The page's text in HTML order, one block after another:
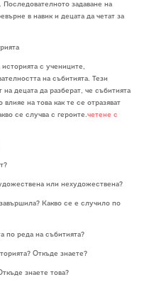
задаване на
в навик и децата да четат за
историята с учениците,
на събитията. Тези
децата да разберат, че събитията
на това как те се отразяват
се случва с героите.четене с
или нехудожествена?
Какво се е случило по
по реда на събитията?
Откъде знаете?
знаете това?